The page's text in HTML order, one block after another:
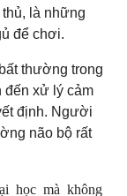
là những
để chơi.
thường trong
đến xử lý cảm
định. Người
não bộ rất
học mà không